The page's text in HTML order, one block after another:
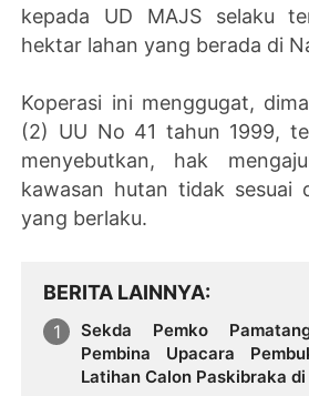
kepada UD MAJS selaku
hektar lahan yang berada di
Koperasi ini menggugat,
(2) UU No 41 tahun 1999,
menyebutkan, hak
kawasan hutan tidak sesuai
yang berlaku.
BERITA LAINNYA
Sekda Pemko
Pembina Upacara
Latihan Calon Paskibraka